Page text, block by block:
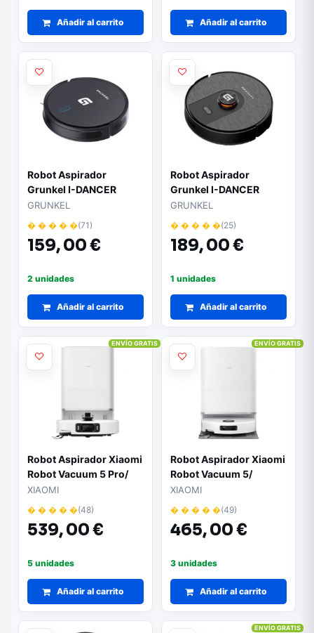
Añadir al carrito Añadir al carrito
Robot Aspirador
Grunkel I-DANCER
TURBO BRUSH
GRUNKEL
� � � � �(71)
159,00 €
2 unidades
Añadir al carrito
Robot Aspirador
Grunkel I-DANCER
TURBO LASER
GRUNKEL
� � � � �(25)
189,00 €
1 unidades
Añadir al carrito
Robot Aspirador Xiaomi
Robot Vacuum 5 Pro/
Friegasuelos/ control
por WiFi/ Blanco
XIAOMI
� � � � �(48)
539,00 €
5 unidades
Añadir al carrito
ENVÍO GRATIS
Robot Aspirador Xiaomi
Robot Vacuum 5/
Friegasuelos/ control
por WiFi/ Blanco
XIAOMI
� � � � �(49)
465,00 €
3 unidades
Añadir al carrito
ENVÍO GRATIS
ENVÍO GRATIS